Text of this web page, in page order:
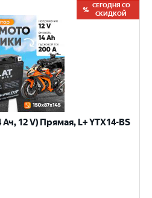
СЕГОДНЯ СО
СКИДКОЙ
12 V) Прямая, L+ YTX14-BS